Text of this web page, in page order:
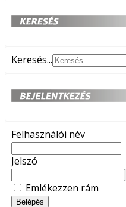
Keresés...
Felhasználói név
Jelszó
Emlékezzen rám
Belépés